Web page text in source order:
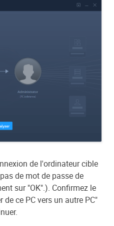
de l'ordinateur cible
de mot de passe de
sur "OK".). Confirmez le
ce PC vers un autre PC"